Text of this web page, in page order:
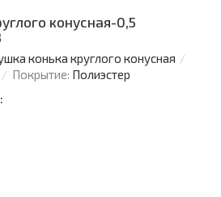
конусная-0,5
конька круглого конусная
Покрытие: Полиэстер